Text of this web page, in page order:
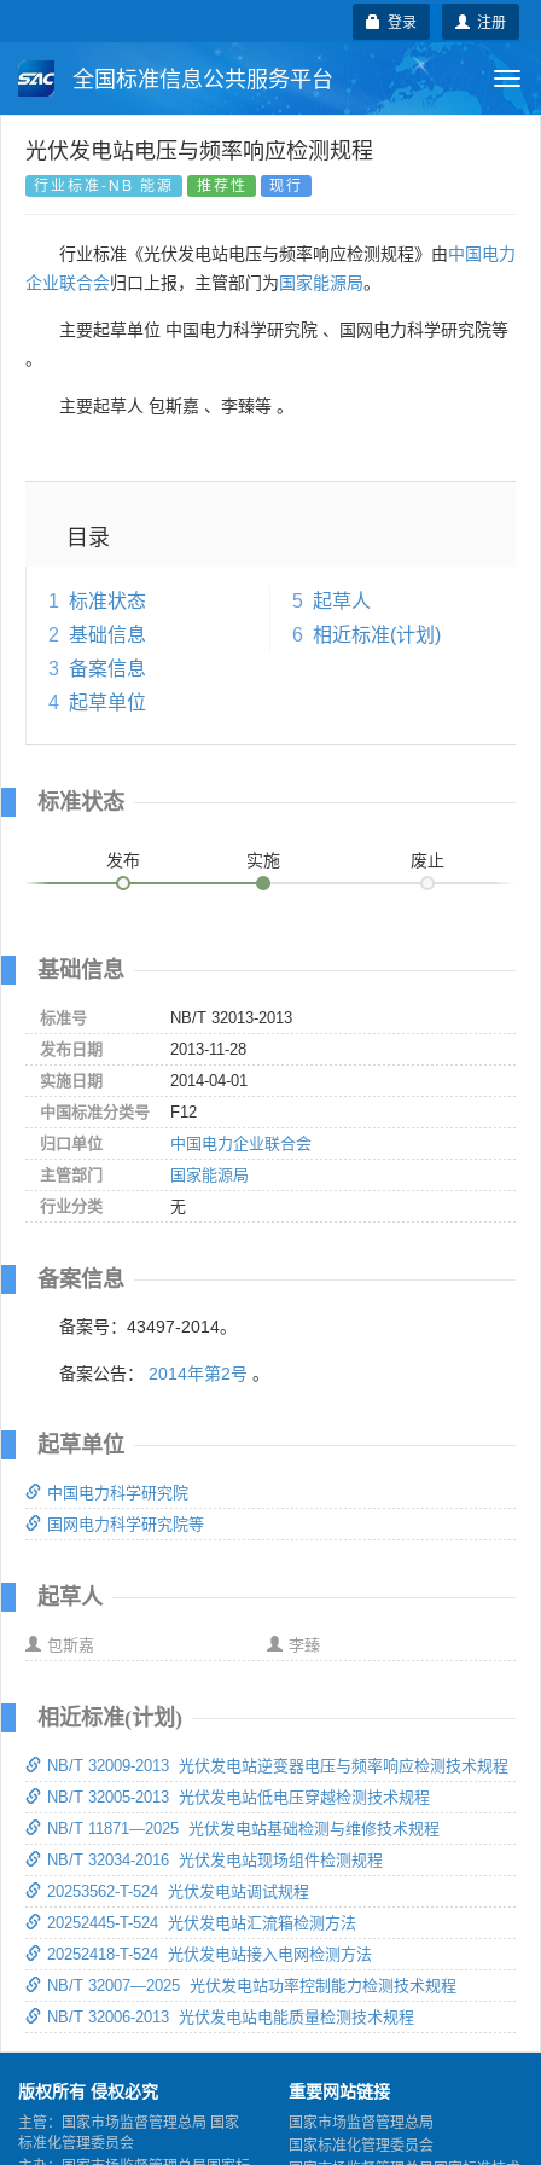
注册
登录
全国标准信息公共服务平台
国家标准 行业标准
国外标准 技术委员会
光伏发电站电压与频率响应检测规程
行业标准-NB 能源 推荐性 现行
行业标准《光伏发电站电压与频率响应检测规程》由中国电力
企业联合会归口上报，主管部门为国家能源局。
主要起草单位 中国电力科学研究院 、
国网电力科学研究院等
。
主要起草人 包斯嘉 、 李臻等 。
目录
1 标准状态
2 基础信息
3 备案信息
4 起草单位
5 起草人
6 相近标准(计划)
标准状态
发布 实施 废止
基础信息
标准号
NB/T 32013-2013
发布日期
2013-11-28
实施日期
2014-04-01
中国标准分类号
F12
归口单位
中国电力企业联合会
主管部门
国家能源局
行业分类
无
备案信息
备案号：43497-2014。
备案公告： 2014年第2号 。
起草单位
中国电力科学研究院
国网电力科学研究院等
起草人
包斯嘉 李臻
相近标准(计划)
NB/T 32009-2013 光伏发电站逆变器电压与频率响应检测技术规程
NB/T 32005-2013 光伏发电站低电压穿越检测技术规程
NB/T 11871—2025 光伏发电站基础检测与维修技术规程
NB/T 32034-2016 光伏发电站现场组件检测规程
20253562-T-524 光伏发电站调试规程
20252445-T-524 光伏发电站汇流箱检测方法
20252418-T-524 光伏发电站接入电网检测方法
NB/T 32007—2025 光伏发电站功率控制能力检测技术规程
NB/T 32006-2013 光伏发电站电能质量检测技术规程
版权所有 侵权必究
主管：国家市场监督管理总局 国家
标准化管理委员会
重要网站链接
国家市场监督管理总局
国家标准化管理委员会